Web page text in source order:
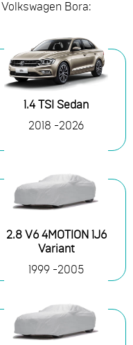
Bora:
1.4 TSI Sedan
2018 -2026
2.8 V6 4MOTION 1J6
Variant
1999 -2005